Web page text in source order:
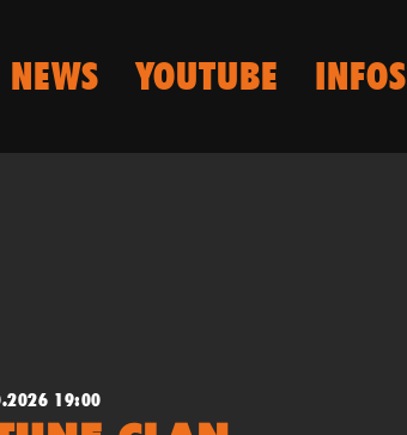
NEWS YOUTUBE INFOS
19:00